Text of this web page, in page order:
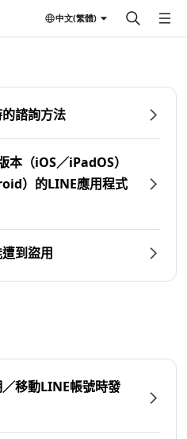
中文(繁體)
諮詢方法
本（iOS／iPadOS）
）的LINE應用程式
到盜用
移動LINE帳號時發